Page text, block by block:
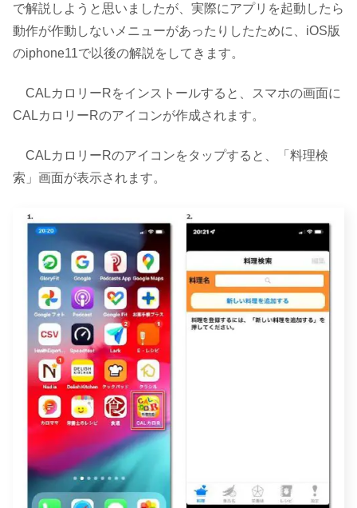
で解説しようと思いましたが、実際にアプリを起動したら
動作が作動しないメニューがあったりしたために、iOS版
のiphone11で以後の解説をしてきます。
CALカロリーRをインストールすると、スマホの画面に
CALカロリーRのアイコンが作成されます。
CALカロリーRのアイコンをタップすると、「料理検
索」画面が表示されます。